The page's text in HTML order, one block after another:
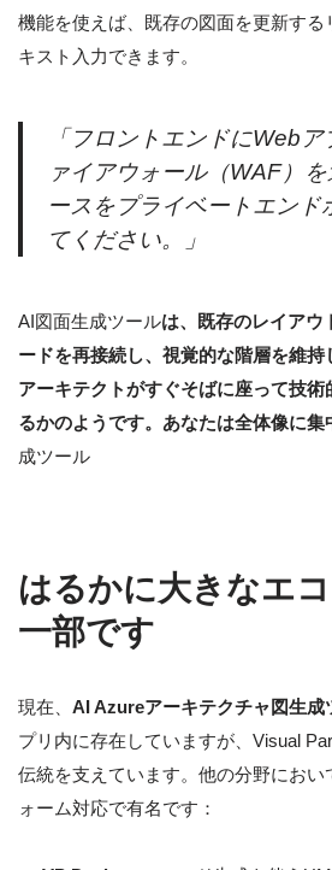
機能を使えば、既存の図面を更新する
キスト入力できます。
「フロントエンドにWeb
ァイアウォール（WAF）
ースをプライベートエンド
てください。」
AI図面生成ツールは、既存のレイアウ
ードを再接続し、視覚的な階層を維
アーキテクトがすぐそばに座って技
るかのようです。あなたは全体像に集
成ツール
はるかに大きなエ
一部です
現在、 AI Azureアーキテクチャ図生成
プリ内に存在していますが、Visual
伝統を支えています。他の分野におい
ォーム対応で有名です：